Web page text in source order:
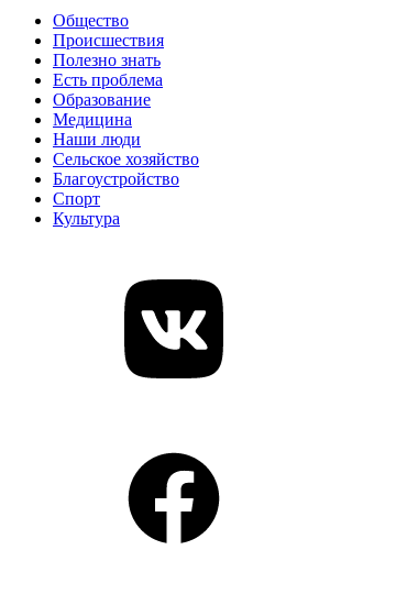
Общество
Происшествия
Полезно знать
Есть проблема
Образование
Медицина
Наши люди
Сельское хозяйство
Благоустройство
Спорт
Культура